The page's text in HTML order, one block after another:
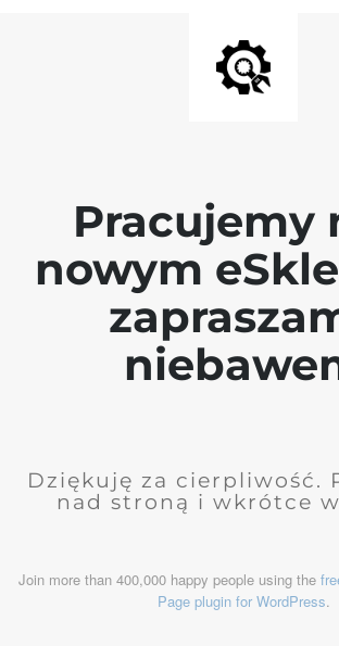
Pracujemy
nowym
Dziękuję za cierpliwość.
nad stroną i wkrótce
Join more than 400,000 happy people using the
Page plugin for WordPress.